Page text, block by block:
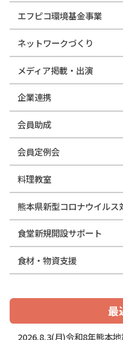
エフピコ環境基金事業
ネットワークづくり
メディア掲載・出演
企業連携
会員助成
会員定例会
料理教室
熊本県新型コロナウイルス
食堂新規開設サポート
食材・物資支援
最
2026.8.3(月)令和8年熊本